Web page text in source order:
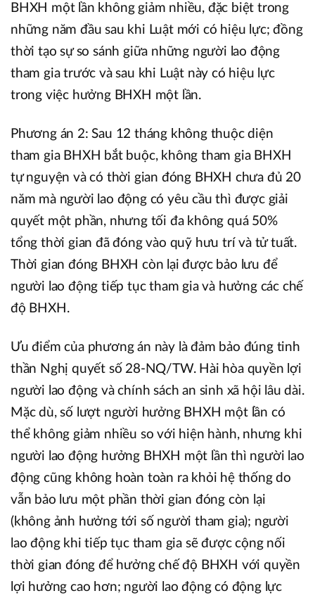
BHXH một lần không giảm nhiều, đặc biệt trong
những năm đầu sau khi Luật mới có hiệu lực; đồng
thời tạo sự so sánh giữa những người lao động
tham gia trước và sau khi Luật này có hiệu lực
trong việc hưởng BHXH một lần.
Phương án 2: Sau 12 tháng không thuộc diện
tham gia BHXH bắt buộc, không tham gia BHXH
tự nguyện và có thời gian đóng BHXH chưa đủ 20
năm mà người lao động có yêu cầu thì được giải
quyết một phần, nhưng tối đa không quá 50%
tổng thời gian đã đóng vào quỹ hưu trí và tử tuất.
Thời gian đóng BHXH còn lại được bảo lưu để
người lao động tiếp tục tham gia và hưởng các chế
độ BHXH.
Ưu điểm của phương án này là đảm bảo đúng tinh
thần Nghị quyết số 28-NQ/TW. Hài hòa quyền lợi
người lao động và chính sách an sinh xã hội lâu dài.
Mặc dù, số lượt người hưởng BHXH một lần có
thể không giảm nhiều so với hiện hành, nhưng khi
người lao động hưởng BHXH một lần thì người lao
động cũng không hoàn toàn ra khỏi hệ thống do
vẫn bảo lưu một phần thời gian đóng còn lại
(không ảnh hưởng tới số người tham gia); người
lao động khi tiếp tục tham gia sẽ được cộng nối
thời gian đóng để hưởng chế độ BHXH với quyền
lợi hưởng cao hơn; người lao động có động lực